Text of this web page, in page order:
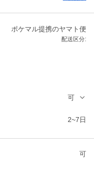
ポケマル提携のヤマト便
配送区分:
可
2~7日
可